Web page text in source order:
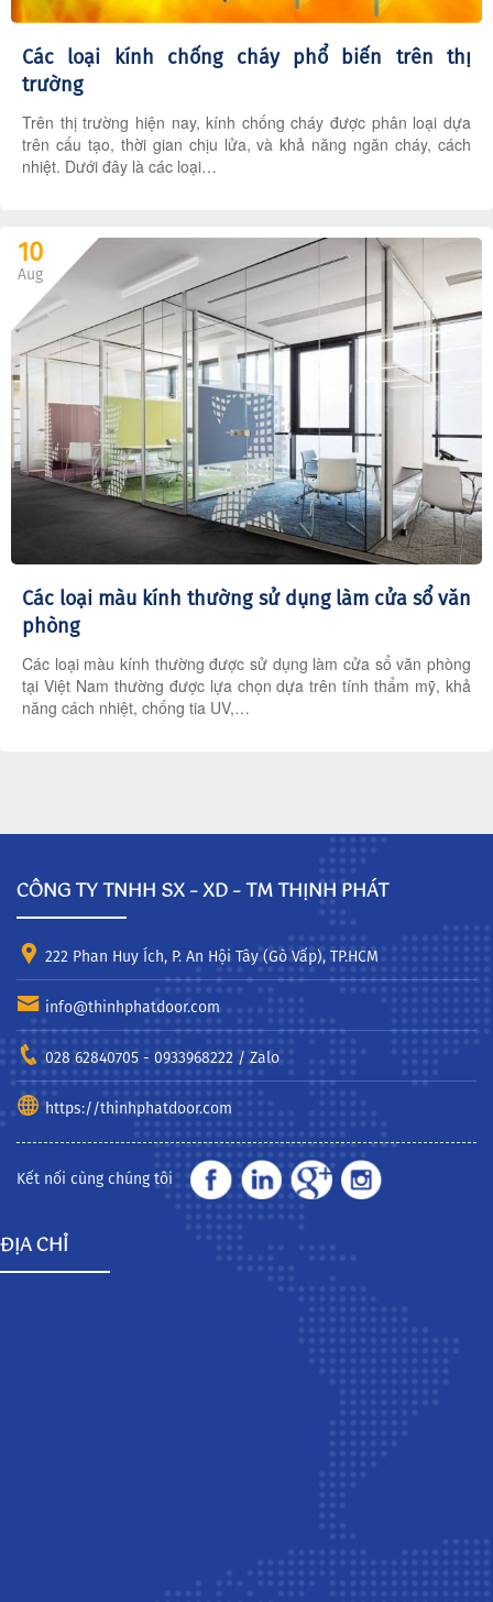
Các loại kính chống cháy phổ biến trên thị
trường
Trên thị trường hiện nay, kính chống cháy được phân loại dựa
trên cấu tạo, thời gian chịu lửa, và khả năng ngăn cháy, cách
nhiệt. Dưới đây là các loại…
10
Aug
Các loại màu kính thường sử dụng làm cửa sổ văn
phòng
Các loại màu kính thường được sử dụng làm cửa sổ văn phòng
tại Việt Nam thường được lựa chọn dựa trên tính thẩm mỹ, khả
năng cách nhiệt, chống tia UV,…
CÔNG TY TNHH SX – XD – TM THỊNH PHÁT
222 Phan Huy Ích, P. An Hội Tây (Gò Vấp), TP.HCM
info@thinhphatdoor.com
028 62840705 - 0933968222 / Zalo
https://thinhphatdoor.com
Kết nối cùng chúng tôi
ĐỊA CHỈ